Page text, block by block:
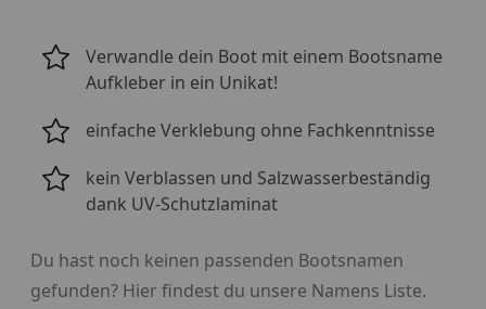
Verwandle dein Boot mit einem Bootsname
Aufkleber in ein Unikat!
einfache Verklebung ohne Fachkenntnisse
kein Verblassen und Salzwasserbeständig
dank UV-Schutzlaminat
Du hast noch keinen passenden Bootsnamen
gefunden? Hier findest du unsere Namens Liste.